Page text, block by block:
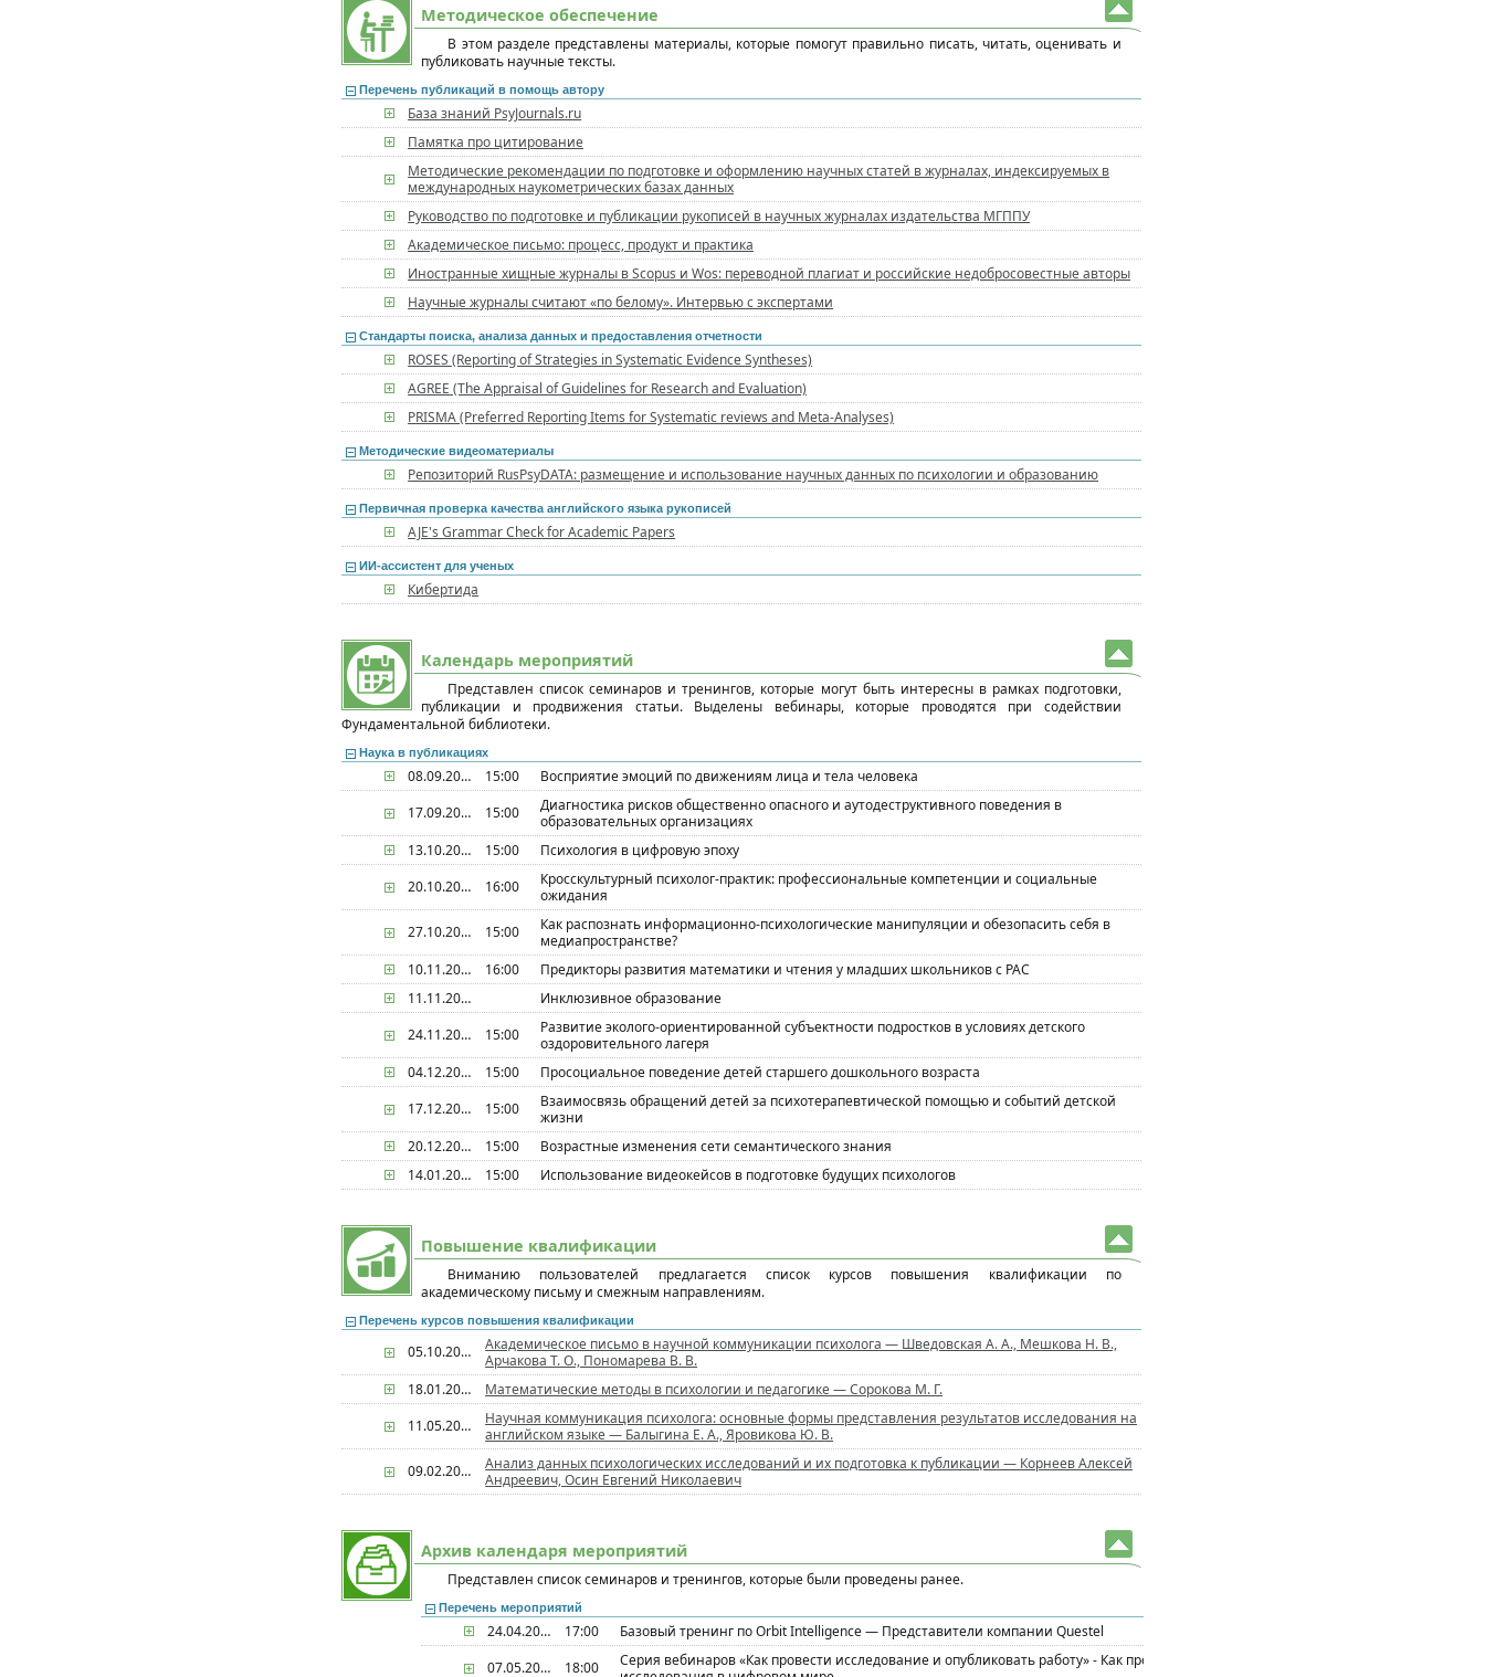
Методическое обеспечение
В этом разделе представлены материалы, которые помогут правильно писать, читать, оценивать и
публиковать научные тексты.
Перечень публикаций в помощь автору
База знаний PsyJournals.ru
Памятка про цитирование
Методические рекомендации по подготовке и оформлению научных статей в журналах, индексируемых в
международных наукометрических базах данных
Руководство по подготовке и публикации рукописей в научных журналах издательства МГППУ
Академическое письмо: процесс, продукт и практика
Иностранные хищные журналы в Scopus и Wos: переводной плагиат и российские недобросовестные авторы
Научные журналы считают «по белому». Интервью с экспертами
Стандарты поиска, анализа данных и предоставления отчетности
ROSES (Reporting of Strategies in Systematic Evidence Syntheses)
AGREE (The Appraisal of Guidelines for Research and Evaluation)
PRISMA (Preferred Reporting Items for Systematic reviews and Meta-Analyses)
Методические видеоматериалы
Репозиторий RusPsyDATA: размещение и использование научных данных по психологии и образованию
Первичная проверка качества английского языка рукописей
AJE's Grammar Check for Academic Papers
ИИ-ассистент для ученых
Кибертида
Календарь мероприятий
Представлен список семинаров и тренингов, которые могут быть интересны в рамках подготовки,
публикации и продвижения статьи. Выделены вебинары, которые проводятся при содействии
Фундаментальной библиотеки.
Наука в публикациях
08.09.2026 15:00
Восприятие эмоций по движениям лица и тела человека
17.09.2026
15:00
Диагностика рисков общественно опасного и аутодеструктивного поведения в
образовательных организациях
13.10.2026
15:00
Психология в цифровую эпоху
20.10.2026
16:00
Кросскультурный психолог-практик: профессиональные компетенции и социальные
ожидания
27.10.2026
15:00
Как распознать информационно-психологические манипуляции и обезопасить себя в
медиапространстве?
10.11.2026
16:00
Предикторы развития математики и чтения у младших школьников с РАС
11.11.2026
Инклюзивное образование
24.11.2026
15:00
Развитие эколого-ориентированной субъектности подростков в условиях детского
оздоровительного лагеря
04.12.2026
15:00
Просоциальное поведение детей старшего дошкольного возраста
17.12.2026
15:00
Взаимосвязь обращений детей за психотерапевтической помощью и событий детской
жизни
20.12.2026
15:00
Возрастные изменения сети семантического знания
14.01.2027
15:00 Использование видеокейсов в подготовке будущих психологов
Повышение квалификации
Вниманию пользователей предлагается список курсов повышения квалификации по
академическому письму и смежным направлениям.
Перечень курсов повышения квалификации
05.10.2026
Академическое письмо в научной коммуникации психолога — Шведовская А. А., Мешкова Н. В.,
Арчакова Т. О., Пономарева В. В.
18.01.2027
Математические методы в психологии и педагогике — Сорокова М. Г.
11.05.2026
Научная коммуникация психолога: основные формы представления результатов исследования на
английском языке — Балыгина Е. А., Яровикова Ю. В.
09.02.2027
Анализ данных психологических исследований и их подготовка к публикации — Корнеев Алексей
Андреевич, Осин Евгений Николаевич
Архив календаря мероприятий
Представлен список семинаров и тренингов, которые были проведены ранее.
Перечень мероприятий
24.04.2024 17:00
Базовый тренинг по Orbit Intelligence — Представители компании Questel
07.05.2024
18:00
Серия вебинаров «Как провести исследование и опубликовать работу» - Как проводить